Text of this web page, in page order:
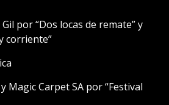
por “Dos locas de remate” y
corriente”
Magic Carpet SA por “Festival